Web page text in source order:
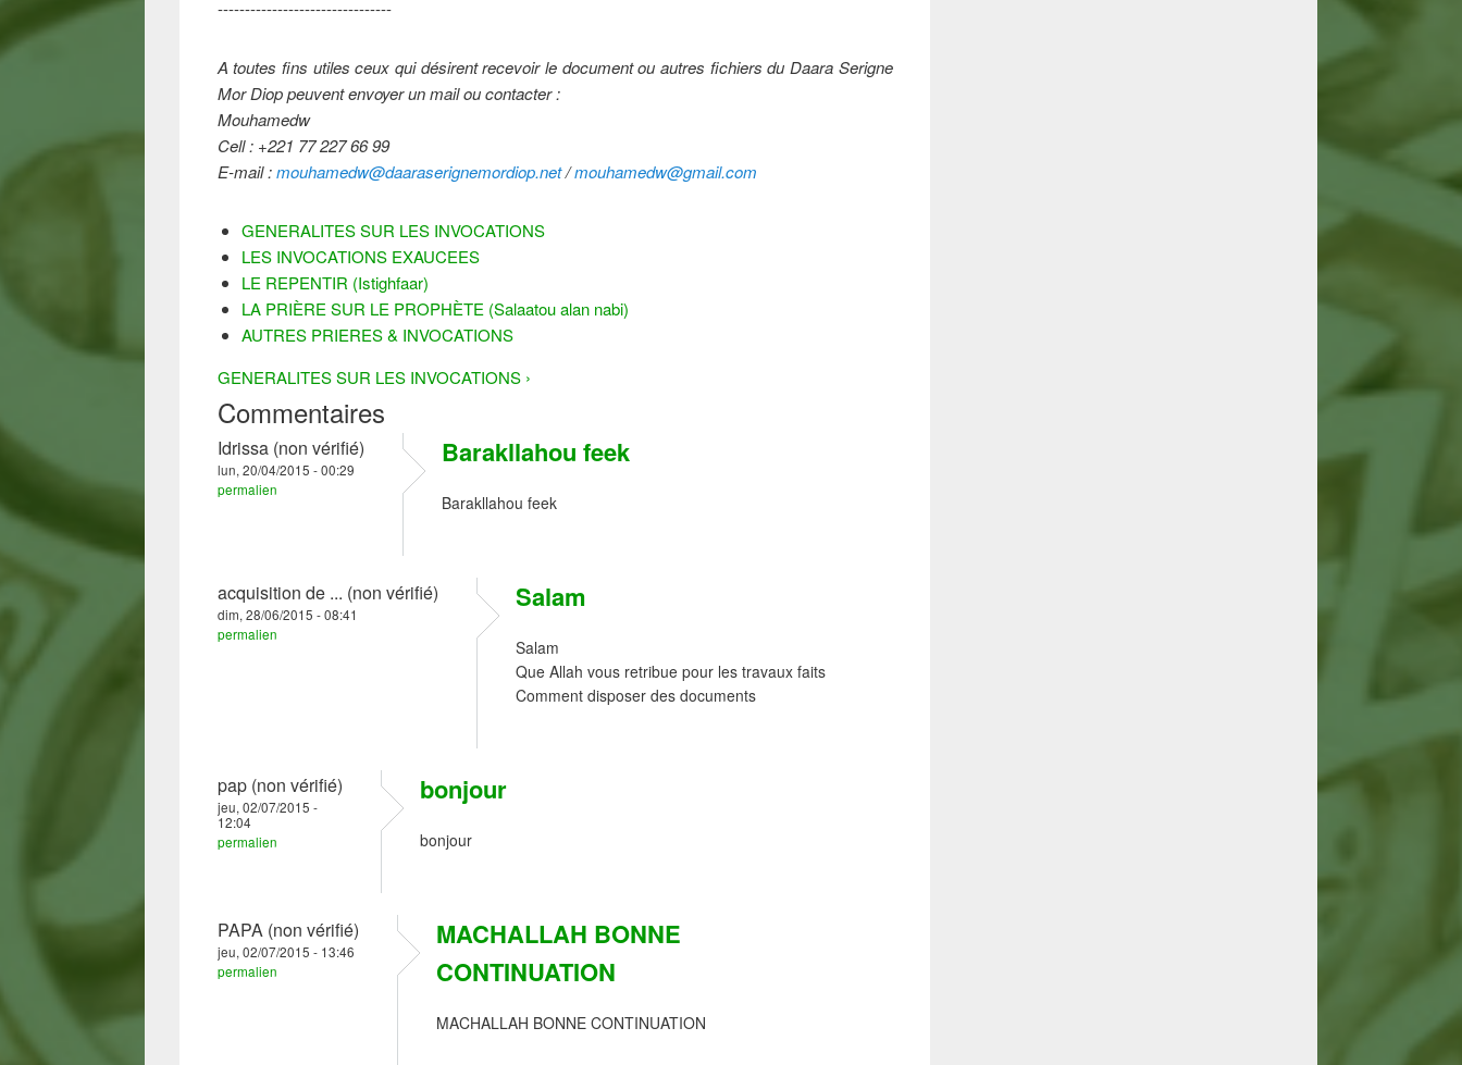
--------------------------------
A toutes fins utiles ceux qui désirent recevoir le document ou autres fichiers du Daara Serigne
Mor Diop peuvent envoyer un mail ou contacter :
Mouhamedw
Cell : +221 77 227 66 99
E-mail :mouhamedw@daaraserignemordiop.net/mouhamedw@gmail.com
GENERALITES SUR LES INVOCATIONS
LES INVOCATIONS EXAUCEES
LE REPENTIR (Istighfaar)
LA PRIÈRE SUR LE PROPHÈTE (Salaatou alan nabi)
AUTRES PRIERES & INVOCATIONS
GENERALITES SUR LES INVOCATIONS ›
Commentaires
Idrissa (non vérifié)
lun, 20/04/2015 - 00:29
permalien
Barakllahou feek
Barakllahou feek
acquisition de ... (non vérifié)
dim, 28/06/2015 - 08:41
permalien
Salam
Salam
Que Allah vous retribue pour les travaux faits
Comment disposer des documents
pap (non vérifié)
jeu, 02/07/2015 -
12:04
permalien
bonjour
bonjour
PAPA (non vérifié)
jeu, 02/07/2015 - 13:46
permalien
MACHALLAH BONNE
CONTINUATION
MACHALLAH BONNE CONTINUATION